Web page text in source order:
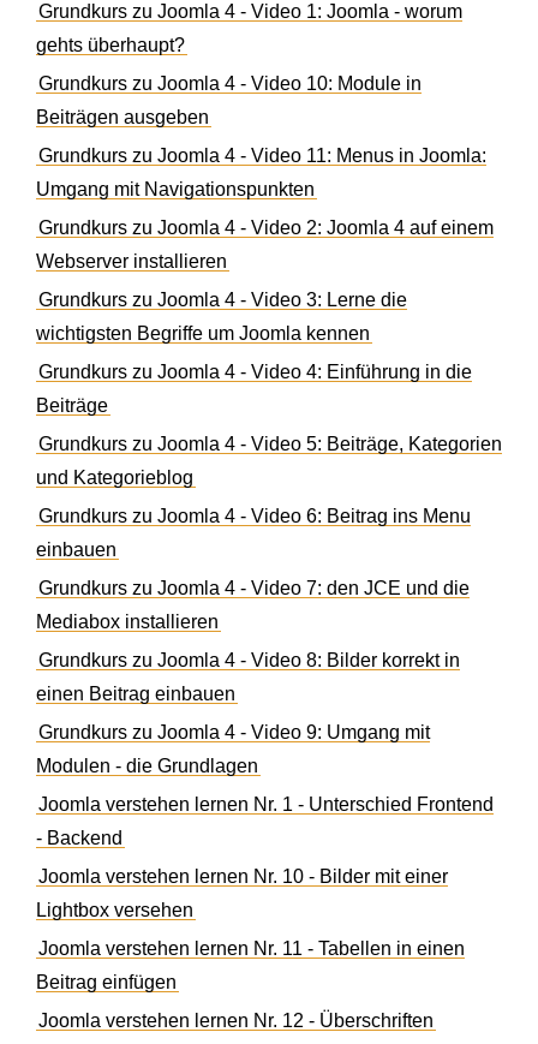
Grundkurs zu Joomla 4 - Video 1: Joomla - worum
gehts überhaupt?
Grundkurs zu Joomla 4 - Video 10: Module in
Beiträgen ausgeben
Grundkurs zu Joomla 4 - Video 11: Menus in Joomla:
Umgang mit Navigationspunkten
Grundkurs zu Joomla 4 - Video 2: Joomla 4 auf einem
Webserver installieren
Grundkurs zu Joomla 4 - Video 3: Lerne die
wichtigsten Begriffe um Joomla kennen
Grundkurs zu Joomla 4 - Video 4: Einführung in die
Beiträge
Grundkurs zu Joomla 4 - Video 5: Beiträge, Kategorien
und Kategorieblog
Grundkurs zu Joomla 4 - Video 6: Beitrag ins Menu
einbauen
Grundkurs zu Joomla 4 - Video 7: den JCE und die
Mediabox installieren
Grundkurs zu Joomla 4 - Video 8: Bilder korrekt in
einen Beitrag einbauen
Grundkurs zu Joomla 4 - Video 9: Umgang mit
Modulen - die Grundlagen
Joomla verstehen lernen Nr. 1 - Unterschied Frontend
- Backend
Joomla verstehen lernen Nr. 10 - Bilder mit einer
Lightbox versehen
Joomla verstehen lernen Nr. 11 - Tabellen in einen
Beitrag einfügen
Joomla verstehen lernen Nr. 12 - Überschriften